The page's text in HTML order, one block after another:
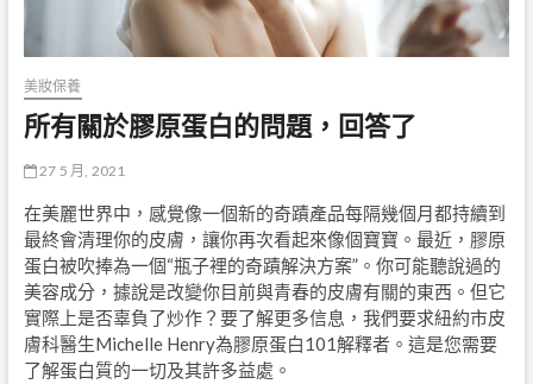
美妝保養
所有關於膠原蛋白的問題，回答了
27 5 月, 2021
在美麗世界中，感覺像一個新的奇蹟產品每隔幾個月都持續到
最終會清理你的皮膚，讓你再次看起來像個寶寶。最近，膠原
蛋白被吹捧為一個“瓶子裡的奇蹟解決方案”。你可能聽說過的
美容成分，據說是改變你目前與青春的皮膚有關的東西。但它
實際上是否辜負了炒作？要了解更多信息，我們要求紐約市皮
膚科醫生Michelle Henry為膠原蛋白101解釋者。這是您需要
了解蛋白質的一切及其許多益處。